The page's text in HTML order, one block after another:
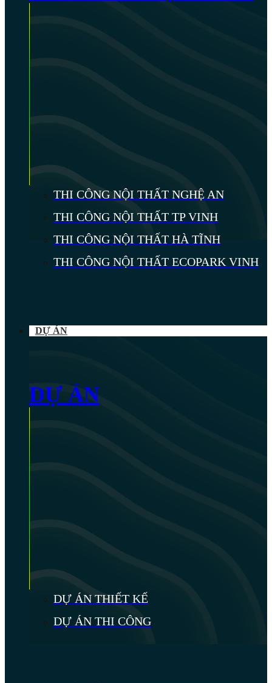
THI CÔNG NỘI THẤT NGHỆ AN
THI CÔNG NỘI THẤT TP VINH
THI CÔNG NỘI THẤT HÀ TĨNH
THI CÔNG NỘI THẤT ECOPARK VINH
DỰ ÁN
DỰ ÁN
DỰ ÁN THIẾT KẾ
DỰ ÁN THI CÔNG